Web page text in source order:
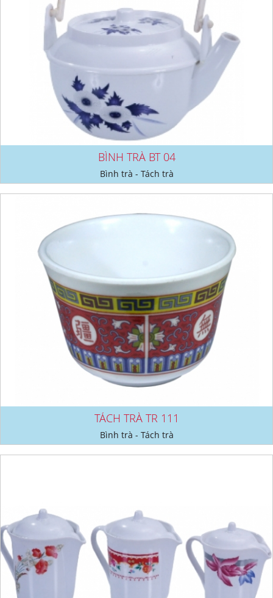
BÌNH TRÀ BT 04
Bình trà - Tách trà
TÁCH TRÀ TR 111
Bình trà - Tách trà